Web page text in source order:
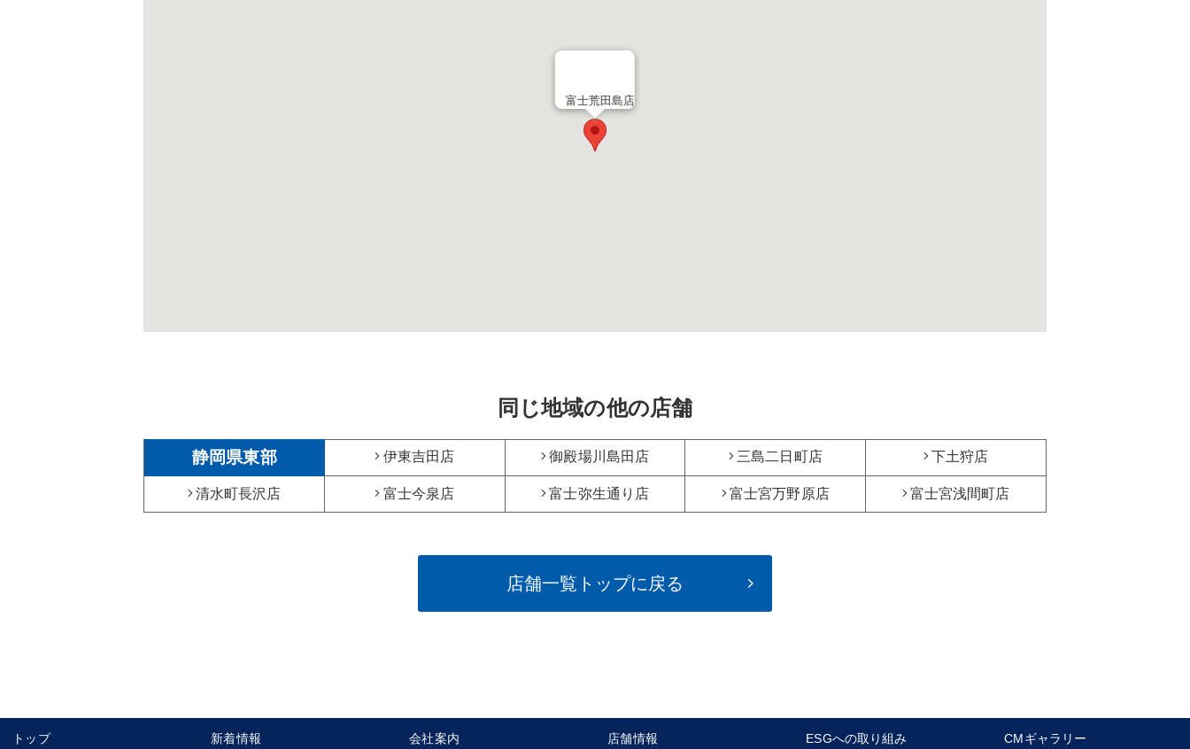
富士荒田島店
同じ地域の他の店舗
静岡県東部 伊東吉田店 御殿場川島田店 三島二日町店 下土狩店
清水町長沢店 富士今泉店 富士弥生通り店 富士宮万野原店 富士宮浅間町店
店舗一覧トップに戻る
トップ 新着情報 会社案内 店舗情報 ESGへの取り組み CMギャラリー